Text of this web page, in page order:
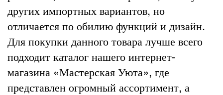
других импортных вариантов, но
отличается по обилию функций и дизайн.
Для покупки данного товара лучше всего
подходит каталог нашего интернет-
магазина «Мастерская Уюта», где
представлен огромный ассортимент, а